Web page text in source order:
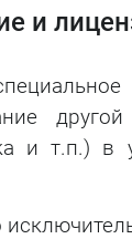
и
и т.п.) в